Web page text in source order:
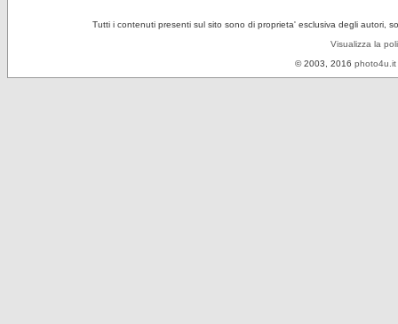
Tutti i contenuti presenti sul sito sono di proprieta' esclusiva degli autori,
Visualizza la
© 2003, 2016 photo4u.it